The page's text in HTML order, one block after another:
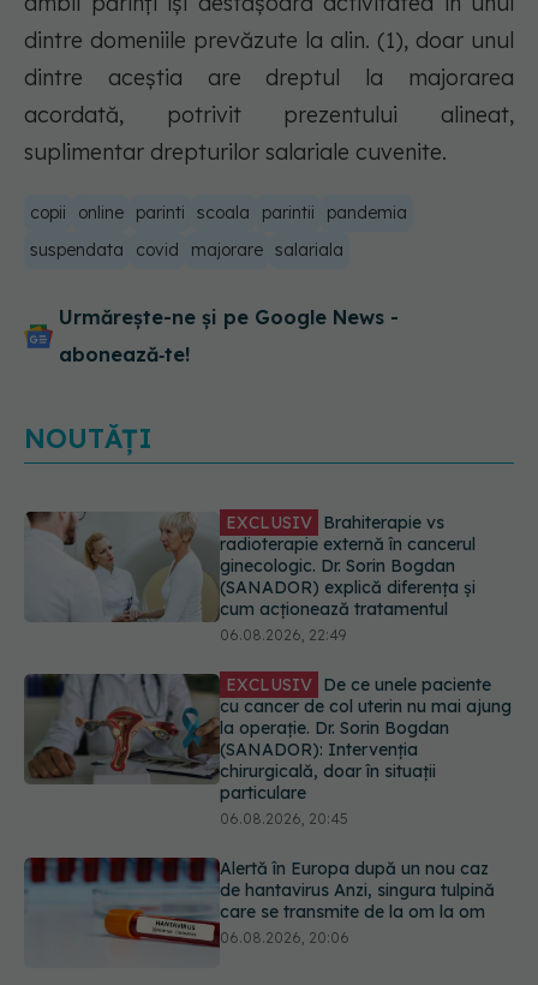
dintre domeniile prevăzute la alin. (1), doar unul
dintre aceștia are dreptul la majorarea
acordată, potrivit prezentului alineat,
suplimentar drepturilor salariale cuvenite.
copii online parinti scoala parintii
pandemia
suspendata
covid majorare salariala
Urmărește-ne și pe Google News -
abonează‑te!
NOUTĂȚI
EXCLUSIV De ce unele paciente
cu cancer de col uterin nu mai ajung
la operație. Dr. Sorin Bogdan
(SANADOR): Intervenția
chirurgicală, doar în situații
particulare
Alertă în Europa după un nou caz
de hantavirus Anzi, singura tulpină
care se transmite de la om la om
06.08.2026, 20:06
putea primi salarii mai mari.
Sindicatele cer schimbarea legii
06.08.2026, 19:26